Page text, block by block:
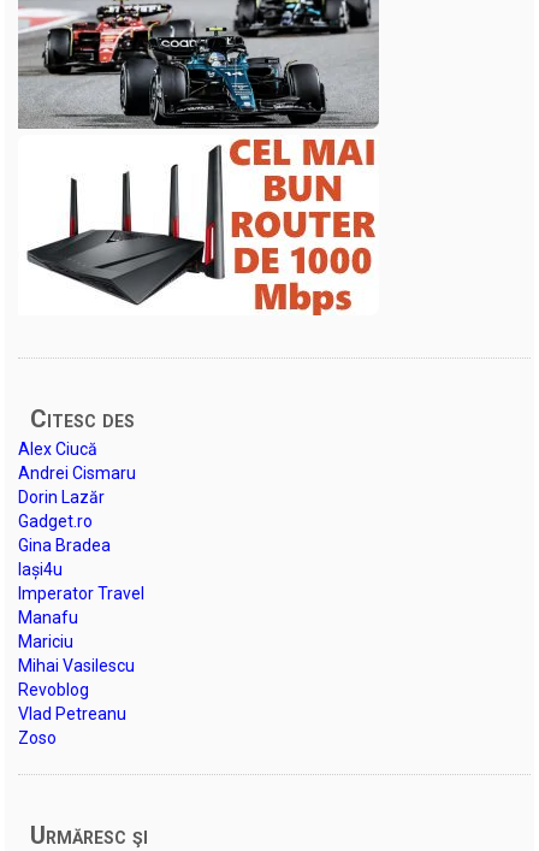
Citesc des
Alex Ciucă
Andrei Cismaru
Dorin Lazăr
Gadget.ro
Gina Bradea
Iași4u
Imperator Travel
Manafu
Mariciu
Mihai Vasilescu
Revoblog
Vlad Petreanu
Zoso
Urmăresc şi